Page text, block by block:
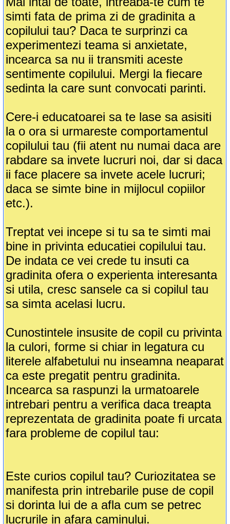
simti fata de prima zi de gradinita a
copilului tau? Daca te surprinzi ca
experimentezi teama si anxietate,
incearca sa nu ii transmiti aceste
sentimente copilului. Mergi la fiecare
sedinta la care sunt convocati parinti.
Cere-i educatoarei sa te lase sa asisiti
la o ora si urmareste comportamentul
copilului tau (fii atent nu numai daca are
rabdare sa invete lucruri noi, dar si daca
ii face placere sa invete acele lucruri;
daca se simte bine in mijlocul copiilor
etc.).
Treptat vei incepe si tu sa te simti mai
bine in privinta educatiei copilului tau.
De indata ce vei crede tu insuti ca
gradinita ofera o experienta interesanta
si utila, cresc sansele ca si copilul tau
sa simta acelasi lucru.
Cunostintele insusite de copil cu privinta
la culori, forme si chiar in legatura cu
literele alfabetului nu inseamna neaparat
ca este pregatit pentru gradinita.
Incearca sa raspunzi la urmatoarele
intrebari pentru a verifica daca treapta
reprezentata de gradinita poate fi urcata
fara probleme de copilul tau:
Este curios copilul tau? Curiozitatea se
manifesta prin intrebarile puse de copil
si dorinta lui de a afla cum se petrec
lucrurile in afara caminului.